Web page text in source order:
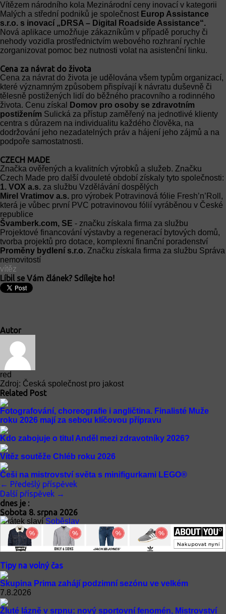
Vítězem národního kola Mezinárodní ceny inovací v kategorii
Malých a střední podniků je společnost Europ Assistance
s.r.o. s inovací „DRSA – Digital Roadside Assistance“.
Nová aplikace umožňuje zákazníkům v případě poruchy či
nehody vozidla prostřednictvím webového rozhraní rychle
zorganizovat pomoc bez nutnosti volat na asistenční linku.
Cena za návrat do života
Cena za návrat do života je udělována všem typům organizací,
které významným způsobem přispívají k návratu duševně či
tělesně postižených lidí do běžného pracovního a rodinného
života. Cenu získal
Domov pro osoby se zdravotním
postižením Sulická za přístup zaměřený na jednotlivé klienty
centra s důrazem na individualitu každého člověka, na
dodržování jeho nezadatelných práv a hájení jeho zájmů a na
podpoře samostatnosti.
CZECH MADE
Značka ověřených a kvalitních výrobků a služeb. Značku
Czech Made pro další dvouleté období získaly tyto společnosti:
1. VOX a.s. za službu Vzdělávání dospělých
Mirel Vratimov a.s. pro výrobek Potravinová fólie Fresh’n’Roll,
která je vůbec první PVC potravinovou fólií vyráběnou v České
republice
Švamberk.com, SE - značku získala firma za službu
Projektové financování výstavby a regenerací bytových domů,
tvorba projektů pro dotace, komplexní finanční poradenství
Proměny bydlení s.r.o. Značku získala firma za službu Správa
nemovitostí
vítěz
Líbil se Vám článek? Sdílejte ho!
Autor
red
Zdroj: Česká společnost pro jakost
Related Post
Fotografování, choreografie i angličtina. Finalisté Muže
roku 2026 mají za sebou klíčovou přípravu
Kdo zabojuje o titul Anděl mezi zdravotníky 2026?
Vítěz soutěže Chléb roku 2026
Češi na mistrovství světa s minifigurkami LEGO®
← Předešlý příspěvek
Další příspěvek →
dnes je :
Sobota 8. srpna 2026
Svátek slaví Soběslav
ZítraRoman
Tipy na volný čas
Skupina Prima zahájí podzimní sezónu ve velkém
7.8.2026
Žluté lázně v srpnu: nový sportovní fenomén, Mistrovství